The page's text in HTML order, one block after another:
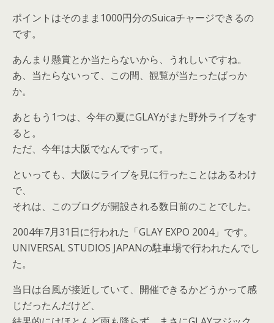
ポイントはそのまま1000円分のSuicaチャージできるの
です。
あんまり懸賞とか当たらないから、うれしいですね。
あ、当たらないって、この間、観覧が当たったばっか
か。
あともう1つは、今年の夏にGLAYがまた野外ライブをす
ると。
ただ、今年は大阪でなんですって。
といっても、大阪にライブを見に行ったことはあるわけ
で、
それは、このブログが開設される数日前のことでした。
2004年7月31日に行われた「GLAY EXPO 2004」です。
UNIVERSAL STUDIOS JAPANの駐車場で行われたんでし
た。
当日は台風が接近していて、開催できるかどうかって感
じだったんだけど、